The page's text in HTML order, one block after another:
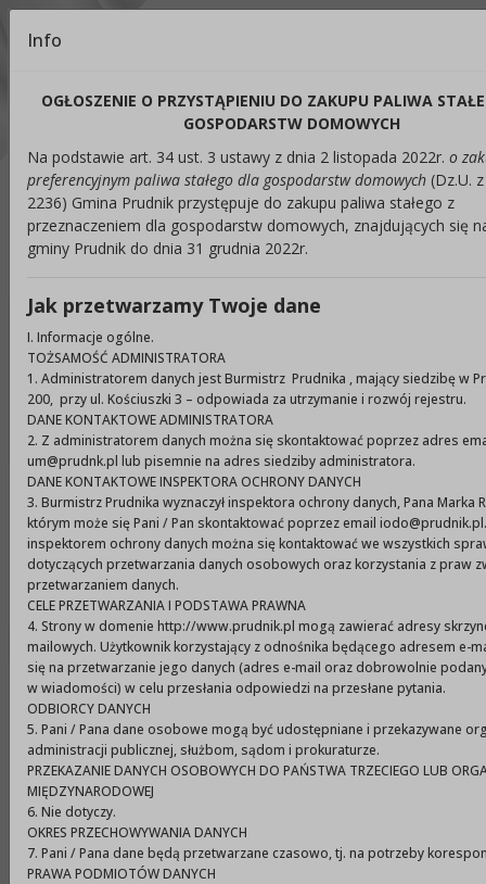
Kontrast:
A
A+ A++
Odstępy:
Zmień odstęp między literami
Zmień interlinię i margines
Reset:
Przywróć
Lektor:
Czytaj odnośniki
Czytaj tekst
Urząd Miejski w Prudniku
Ukryj panel ułatwień dostępu
Wyszukiwarka
PRZETARGI, OFERTY I KONKURSY
OTWARTY KONKURS OFERT
Ogłoszenie o otwartym
konkursie ofert na realizację
zadań z zakresu pomocy
społecznej na rok 2010
Info
OGŁOSZENIE O PRZYSTĄPIENIU DO ZAKUPU PALIWA
GOSPODARSTW DOMOWYCH
Na podstawie art. 34 ust. 3 ustawy z dnia 2 listopada 2022r. o
preferencyjnym paliwa stałego dla gospodarstw domowych (Dz.U.
2236) Gmina Prudnik przystępuje do zakupu paliwa stałego z
przeznaczeniem dla gospodarstw domowych, znajdujących się
gminy Prudnik do dnia 31 grudnia 2022r.
Jak przetwarzamy Twoje dane
I. Informacje ogólne.
TOŻSAMOŚĆ ADMINISTRATORA
1. Administratorem danych jest Burmistrz Prudnika , mający siedzibę w
200, przy ul. Kościuszki 3 – odpowiada za utrzymanie i rozwój rejestru.
DANE KONTAKTOWE ADMINISTRATORA
2. Z administratorem danych można się skontaktować poprzez adres
um@prudnk.pl lub pisemnie na adres siedziby administratora.
DANE KONTAKTOWE INSPEKTORA OCHRONY DANYCH
3. Burmistrz Prudnika wyznaczył inspektora ochrony danych, Pana Marka
którym może się Pani / Pan skontaktować poprzez email
inspektorem ochrony danych można się kontaktować we wszystkich
dotyczących przetwarzania danych osobowych oraz korzystania z praw
przetwarzaniem danych.
CELE PRZETWARZANIA I PODSTAWA PRAWNA
4. Strony w domenie http://www.prudnik.pl mogą zawierać adresy
mailowych. Użytkownik korzystający z odnośnika będącego adresem e-
się na przetwarzanie jego danych (adres e-mail oraz dobrowolnie
w wiadomości) w celu przesłania odpowiedzi na przesłane pytania.
ODBIORCY DANYCH
5. Pani / Pana dane osobowe mogą być udostępniane i przekazywane
administracji publicznej, służbom, sądom i prokuraturze.
PRZEKAZANIE DANYCH OSOBOWYCH DO PAŃSTWA TRZECIEGO LUB
MIĘDZYNARODOWEJ
6. Nie dotyczy.
OKRES PRZECHOWYWANIA DANYCH
7. Pani / Pana dane będą przetwarzane czasowo, tj. na potrzeby
PRAWA PODMIOTÓW DANYCH